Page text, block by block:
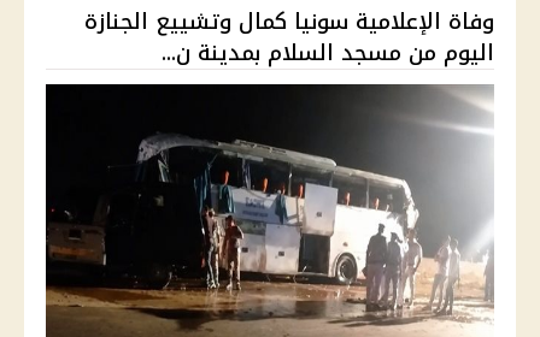
وفاة الإعلامية سونيا كمال وتشييع الجنازة
اليوم من مسجد السلام بمدينة ن...